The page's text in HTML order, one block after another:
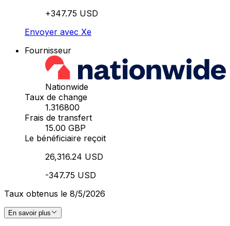
+347.75 USD
Envoyer avec Xe
Fournisseur
Nationwide
Taux de change
1.316800
Frais de transfert
15.00 GBP
Le bénéficiaire reçoit
26,316.24 USD
-347.75 USD
Taux obtenus le 8/5/2026
En savoir plus